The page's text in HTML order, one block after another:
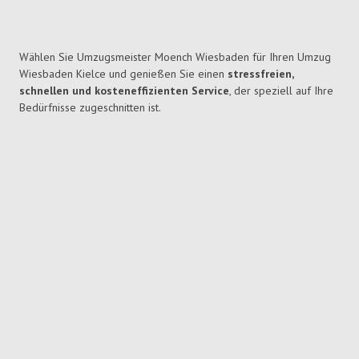
Wählen Sie Umzugsmeister Moench Wiesbaden für Ihren Umzug
Wiesbaden Kielce und genießen Sie einen stressfreien,
schnellen und kosteneffizienten Service, der speziell auf Ihre
Bedürfnisse zugeschnitten ist.